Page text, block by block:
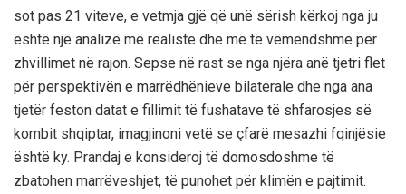
sot pas 21 viteve, e vetmja gjë që unë sërish kërkoj nga ju
është një analizë më realiste dhe më të vëmendshme për
zhvillimet në rajon. Sepse në rast se nga njëra anë tjetri flet
për perspektivën e marrëdhënieve bilaterale dhe nga ana
tjetër feston datat e fillimit të fushatave të shfarosjes së
kombit shqiptar, imagjinoni vetë se çfarë mesazhi fqinjësie
është ky. Prandaj e konsideroj të domosdoshme të
zbatohen marrëveshjet, të punohet për klimën e pajtimit.